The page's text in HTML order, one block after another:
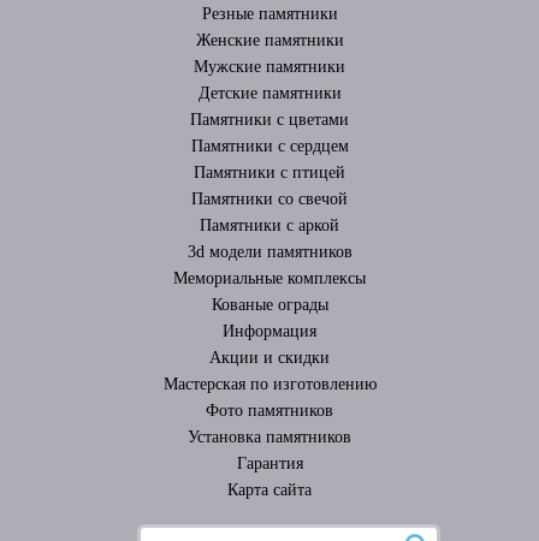
Резные памятники
Женские памятники
Мужские памятники
Детские памятники
Памятники с цветами
Памятники с сердцем
Памятники с птицей
Памятники со свечой
Памятники с аркой
3d модели памятников
Мемориальные комплексы
Кованые ограды
Информация
Акции и скидки
Мастерская по изготовлению
Фото памятников
Установка памятников
Гарантия
Карта сайта